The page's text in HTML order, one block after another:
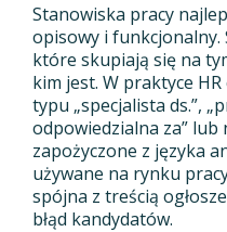
Stanowiska pracy
opisowy i funkcjonalny.
które skupiają się na
kim jest. W praktyce
typu „specjalista ds.”,
odpowiedzialna za”
zapożyczone z języka
używane na rynku
spójna z treścią
błąd kandydatów.